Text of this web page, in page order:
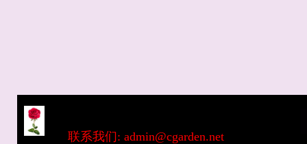
联系我们: admin@cgarden.net